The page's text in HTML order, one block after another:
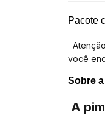
Pacote
você
Sobre
A